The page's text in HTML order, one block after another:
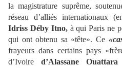
la magistrature suprême,
réseau d’alliés internationaux
Idriss Déby Itno,à qui Paris ne
qui ont obtenu sa «tête». Ce
frayeurs dans certains pays
d’Ivoire d’Alassane Ouattara